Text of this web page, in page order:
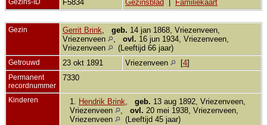
Gezins-ID F5834 Gezinsblad Familiekaart
Gezin Gerrit Brink geb. 14 jan 1868, Vriezenveen,
Vriezenveen
ovl. 16 jun 1934, Vriezenveen,
Vriezenveen
(Leeftijd 66 jaar)
Getrouwd 23 okt 1891 Vriezenveen [4]
Permanent
recordnummer
7330
Kinderen 1. Hendrik Brink geb. 13 aug 1892, Vriezenveen,
Vriezenveen
ovl. 20 mei 1938, Vriezenveen,
Vriezenveen
(Leeftijd 45 jaar)